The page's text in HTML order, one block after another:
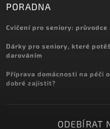
PORADNA
Cvičení pro seniory:
Dárky pro seniory, které
darováním
Příprava domácnosti na péči
dobré zajistit?
ODEBÍRAT